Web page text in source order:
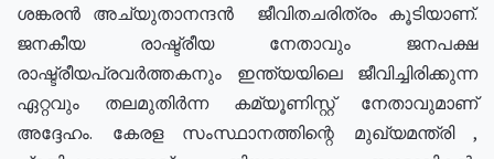
ശങ്കരൻ അച്യുതാനന്ദൻ ജീവിതചരിത്രം കൂടിയാണ്.
ജനകീയ രാഷ്ട്രീയ നേതാവും ജനപക്ഷ
രാഷ്ട്രീയപ്രവർത്തകനും ഇന്ത്യയിലെ ജീവിച്ചിരിക്കുന്ന
ഏറ്റവും തലമുതിർന്ന കമ്യൂണിസ്റ്റ് നേതാവുമാണ്
അദ്ദേഹം. കേരള സംസ്ഥാനത്തിന്റെ മുഖ്യമന്ത്രി ,